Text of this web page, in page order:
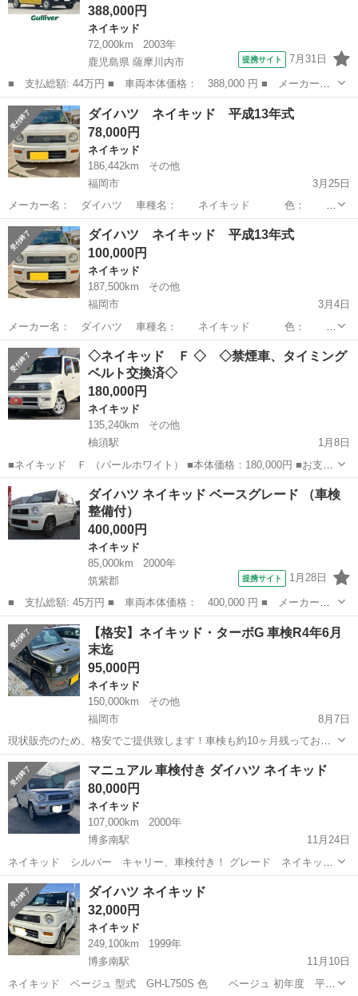
388,000円
ネイキッド
72,000km
2003年
鹿児島県 薩摩川内市
提携サイト 7月31日
■ 支払総額: 44万円 ■ 車両本体価格： 388,000 円 ■ メーカー
名： ダイハツ ■ 車種名： ネイキッド ■ グレード名： Ｇ パ
ワーウィンドウ ＡＣ ＵＳＢ ベンチシート エアバッグＷ 純正
フロアマット ハ...
鹿児島 薩摩川内市 ネイキッド
ダイハツ ネイキッド 平成13年式
78,000円
ネイキッド
186,442km
その他
福岡市
3月25日
メーカー名： ダイハツ 車種名： ネイキッド 色： ホ
ワイト 装備： キーレス ETC 年式 ： 2001年 走
行距離： 187500 km 車検： 令和4年11月...
福岡 福岡市 ネイキッド 走行距離
ダイハツ ネイキッド 平成13年式
100,000円
ネイキッド
187,500km
その他
福岡市
3月4日
メーカー名： ダイハツ 車種名： ネイキッド 色： ホ
ワイト 装備： キーレス ETC 年式 ： 2001年 走
行距離： 187500 km 車検： 令和4年11月...
福岡 福岡市 ネイキッド
◇ネイキッド Ｆ ◇ ◇禁煙車、タイミング
ベルト交換済◇
180,000円
ネイキッド
135,240km
その他
柚須駅
1月8日
■ネイキッド Ｆ （パールホワイト） ■本体価格：180,000円 ■お支払
総額：220,000円 ■年式(初度登録年):2002(H14) ■走行距離:135,240km
■車検:令和４年９月１日 ■ミ...
柚須駅 ネイキッド ミッション
ダイハツ ネイキッド ベースグレード （車検
整備付）
400,000円
ネイキッド
85,000km
2000年
筑紫郡
提携サイト 1月28日
■ 支払総額: 45万円 ■ 車両本体価格： 400,000 円 ■ メーカー
名： ダイハツ ■ 車種名： ネイキッド ■ グレード名： ベース
グレード ■ 排気量： 660cc ■ ドア枚数： 5D ■ ミッション：
A...
福岡 筑紫郡 ネイキッド
【格安】ネイキッド・ターボG 車検R4年6月
末迄
95,000円
ネイキッド
150,000km
その他
福岡市
8月7日
現状販売のため、格安でご提供致します！車検も約10ヶ月残っており
ます。総額表示です☆ ターボ車なのでよく走ります！エアコンも良く
効きます。 お早目にご検討ください☆ 【車両情報】 ◾️車 種:ダイハ
ツ・ネイキ...
福岡 福岡市 ネイキッド 車両
マニュアル 車検付き ダイハツ ネイキッド
80,000円
ネイキッド
107,000km
2000年
博多南駅
11月24日
ネイキッド シルバー キャリー、車検付き！ グレード ネイキッド
色 シルバー 型式 GH750S 初年度 平成12年 走行 107,400㎞ 車台
福岡 那珂川市 博多南駅 ネイキッド
ダイハツ ネイキッド
32,000円
ネイキッド
249,100km
1999年
博多南駅
11月10日
ネイキッド ベージュ 型式 GH-L750S 色 ベージュ 初年度 平成